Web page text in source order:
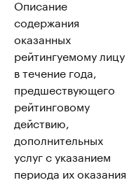
Описание
содержания
оказанных
рейтингуемому лицу
в течение года,
предшествующего
рейтинговому
действию,
дополнительных
услуг с указанием
периода их оказания